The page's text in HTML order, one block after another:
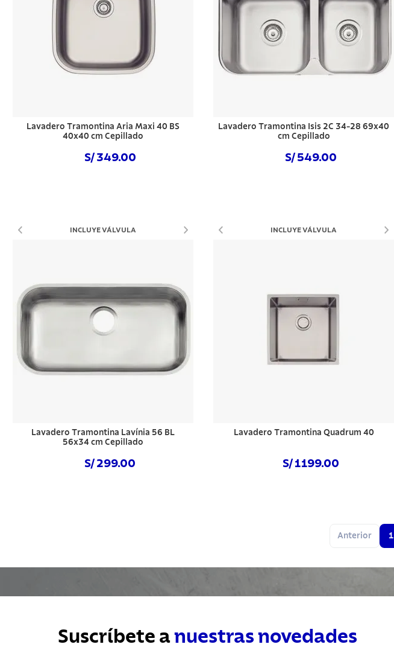
Lavadero Tramontina Aria Maxi 40 BS
40x40 cm Cepillado
S/ 349.00
Lavadero Tramontina Isis 2C 34-28 69x40
cm Cepillado
S/ 549.00
INCLUYE VÁLVULA
Lavadero Tramontina Lavínia 56 BL
56x34 cm Cepillado
S/ 299.00
INCLUYE VÁLVULA
Lavadero Tramontina Quadrum 40
S/ 1199.00
Anterior 1
Suscríbete anuestras novedades